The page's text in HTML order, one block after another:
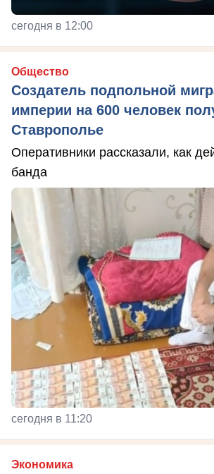
сегодня в 12:00
Общество
Создатель подпольной
империи на 600 человек
Ставрополье
Оперативники рассказали, как
банда
сегодня в 11:20
Экономика